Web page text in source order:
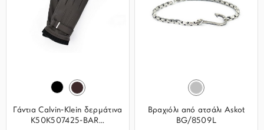
Γάντια Calvin-Klein δερμάτινα
K50K507425-BAR...
Βραχιόλι από ατσάλι Askot
BG/8509L